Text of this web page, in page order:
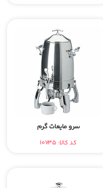
سرو مایعات گرم
کد کالا: 10735